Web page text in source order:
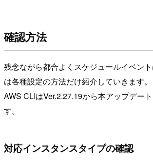
確認方法
残念ながら都合よくスケジュールイベン
は各種設定の方法だけ紹介していきます。
AWS CLIはVer.2.27.19から本アップデー
す。
対応インスタンスタイプの確認